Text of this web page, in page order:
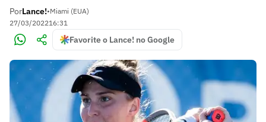
PorLance!•Miami (EUA)
27/03/202216:31
Favorite o Lance! no Google